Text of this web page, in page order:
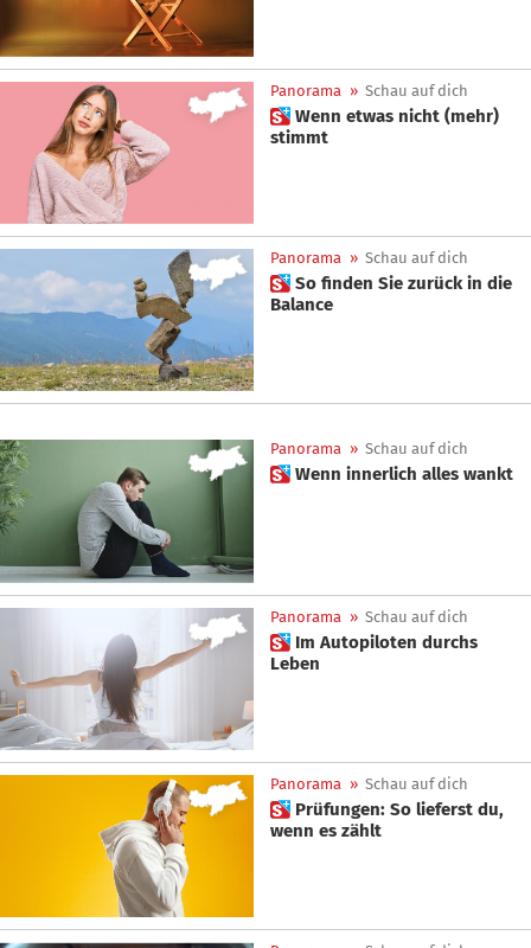
Panorama » Schau auf dich
 Wenn etwas nicht (mehr)
stimmt
Panorama » Schau auf dich
 So finden Sie zurück in die
Balance
Panorama » Schau auf dich
 Wenn innerlich alles wankt
Panorama » Schau auf dich
 Im Autopiloten durchs
Leben
Panorama » Schau auf dich
 Prüfungen: So lieferst du,
wenn es zählt